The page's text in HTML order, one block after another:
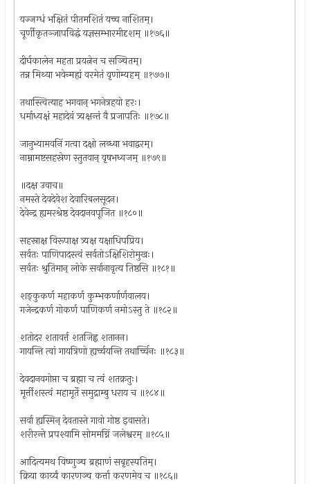
यज्जग्धं भक्षितं पीतमशितं यच्च नाशितम्।
चूर्णीकृतञ्जापविद्धं यज्ञसम्भारमीदृशम् ॥१७६॥
दीर्घकालेन महता प्रयत्नेन च सञ्चितम्।
तन्न मिथ्या भवेन्मह्यं वरमेतं वृणोम्यहम् ॥१७७॥
तथास्त्वित्याह भगवान् भगनेत्रहयो हरः।
धर्माध्यक्षं महादेवं त्र्यक्षन्तं वै प्रजापतिः ॥१७८॥
जानुभ्यामवनिं गत्वा दक्षो लब्ध्वा भवाद्वरम्।
नाम्नामष्टसहस्रेण स्तुतवान् वृषभध्वजम् ॥१७९॥
॥दक्ष उवाच॥
नमस्ते देवदेवेश देवारिबलसूदन।
देवेन्द्र ह्यमरश्रेष्ठ देवदानवपूजित ॥१८०॥
सहस्राक्ष विरूपाक्ष त्र्यक्ष यक्षाधिपप्रिय।
सर्वतः पाणिपादस्त्वं सर्वतोऽक्षिशिरोमुखः।
सर्वतः श्रुतिमान् लोके सर्वानावृत्य तिष्ठसि ॥१८१॥
शङ्कुकर्ण महाकर्ण कुम्भकर्णार्णवालय।
गजेन्द्रकर्ण गोकर्ण पाणिकर्ण नमोऽस्तु ते ॥१८२॥
शतोदर शतावर्त्त शतजिह्व शतानन।
गायन्ति त्वां गायत्रिणो ह्यर्च्चयन्ति तथार्च्चिनः ॥१८३॥
देवदानवगोप्ता च ब्रह्मा च त्वं शतक्रतुः।
मूर्त्तीशस्त्वं महामूर्ते समुद्राम्बु धराय च ॥१८४॥
सर्वा ह्यस्मिन् देवतास्ते गावो गोष्ठ इवासते।
शरीरन्ते प्रपश्यामि सोममग्निं जलेश्वरम् ॥१८५॥
आदित्यमथ विष्णुञ्च ब्रह्माणं सबृहस्पतिम्।
क्रिया कार्य्यं कारणञ्च कर्त्ता करणमेव च ॥१८६॥